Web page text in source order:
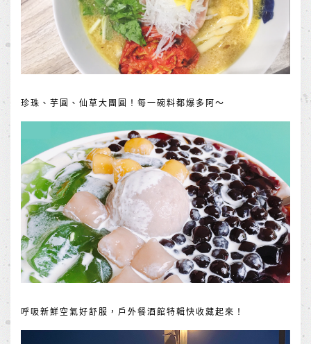
珍珠、芋圓、仙草大團圓！每一碗料都爆多阿～
呼吸新鮮空氣好舒服，戶外餐酒館特輯快收藏起來！